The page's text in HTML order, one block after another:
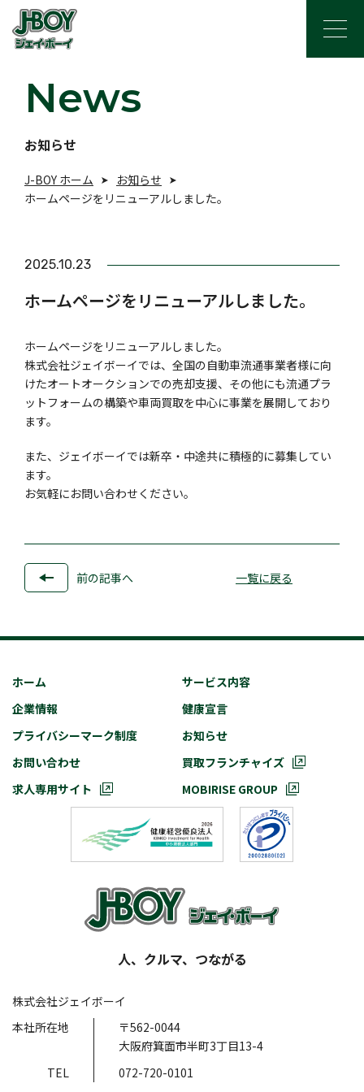
News
お知らせ
J-BOY ホーム
お知らせ
ホームページをリニューアルしました。
2025.10.23
ホームページをリニューアルしました。
ホームページをリニューアルしました。
株式会社ジェイボーイでは、全国の自動車流通事業者様に向
けたオートオークションでの売却支援、その他にも流通プラ
ットフォームの構築や車両買取を中心に事業を展開しており
ます。
また、ジェイボーイでは新卒・中途共に積極的に募集してい
ます。
お気軽にお問い合わせください。
前の記事へ 一覧に戻る
人、クルマ、つながる
株式会社ジェイボーイ
本社所在地
〒562-0044
大阪府箕面市半町3丁目13-4
TEL
072-720-0101
ホーム
サービス内容
企業情報
健康宣言
プライバシーマーク制度
お知らせ
お問い合わせ
買取フランチャイズ
求人専用サイト
MOBIRISE GROUP